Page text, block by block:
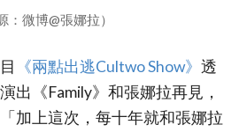
：微博@張娜拉）
‎《兩點出逃Cultwo Show》‎ 透
出《Family》和張娜拉再見，
加上這次，每十年就和張娜拉